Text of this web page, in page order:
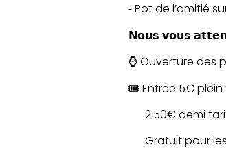
⁃ Pot de l’amitié
𝗡𝗼𝘂𝘀 𝘃𝗼𝘂𝘀
⌚️ Ouverture des
🎟 Entrée 5€ plein
2.50€ demi tarif
Gratuit pour les